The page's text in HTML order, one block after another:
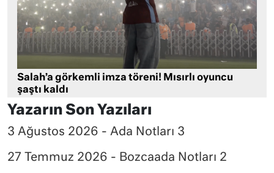
Salah’a görkemli imza töreni! Mısırlı oyuncu
şaştı kaldı
Yazarın Son Yazıları
3 Ağustos 2026 - Ada Notları 3
27 Temmuz 2026 - Bozcaada Notları 2